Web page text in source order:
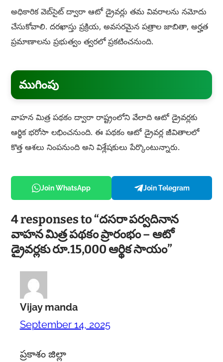
అధికారిక వెబ్‌సైట్ ద్వారా ఆటో డ్రైవర్లు తమ వివరాలను నమోదు
చేసుకోవాలి. దరఖాస్తు ప్రక్రియ, అవసరమైన పత్రాల జాబితా, అర్హత
ప్రమాణాలను ప్రభుత్వం త్వరలో ప్రకటించనుంది.
ముగింపు
వాహన మిత్ర పథకం ద్వారా రాష్ట్రంలోని వేలాది ఆటో డ్రైవర్లకు
ఆర్థిక భరోసా లభించనుంది. ఈ పథకం ఆటో డ్రైవర్ల జీవితాలలో
కొత్త ఆశలు నింపనుంది అని విశ్లేషకులు పేర్కొంటున్నారు.
Join WhatsApp Join Telegram
4 responses to “దసరా పర్వదినాన
వాహన మిత్ర పథకం ప్రారంభం – ఆటో
డ్రైవర్లకు రూ.15,000 ఆర్థిక సాయం”
Vijay manda
September 14, 2025
ప్రకాశం జిల్లా